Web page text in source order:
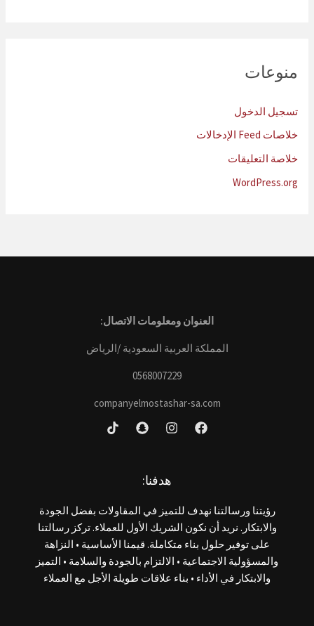
منوعات
تسجيل الدخول
خلاصات Feed الإدخالات
خلاصة التعليقات
WordPress.org
العنوان ومعلومات الاتصال:
المملكة العربية السعودية /الرياض
0568007229
companyelmostashar-sa.com
هدفنا:
رؤيتنا ورسالتنا نهدف للتميز في المقاولات بفضل الجودة
والابتكار. نريد أن نكون الشريك الأول للعملاء. تركز رسالتنا
على توفير حلول بناء متكاملة. قيمنا الأساسية • النزاهة
والمسؤولية الاجتماعية • الالتزام بالجودة والسلامة • التميز
والابتكار في الأداء • بناء علاقات طويلة الأجل مع العملاء